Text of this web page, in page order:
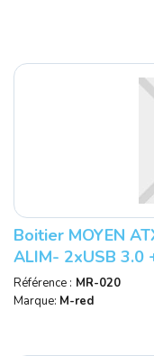
Boitier MOYEN
ALIM- 2xUSB 3.0
Réf : M.RED MR-
Référence : MR-020
Marque: M-red